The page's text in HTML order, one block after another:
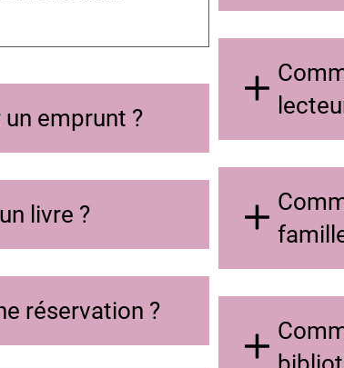
emprunt ?
livre ?
réservation ?